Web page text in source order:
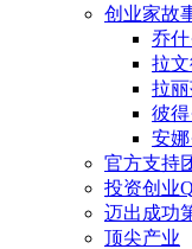
创业家故
乔什
拉文
拉丽
彼得
安
官方支持
投资创业
迈出成功
顶尖产业